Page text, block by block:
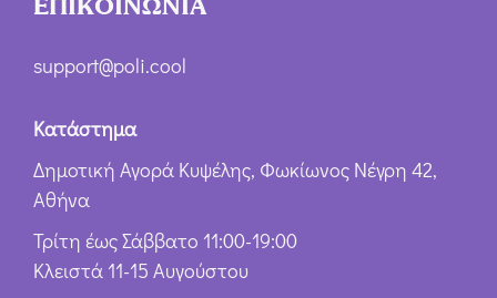
ΕΠΙΚΟΙΝΩΝΙΑ
support@poli.cool
Κατάστημα
Δημοτική Αγορά Κυψέλης, Φωκίωνος Νέγρη 42,
Αθήνα
Τρίτη έως Σάββατο 11:00-19:00
Κλειστά 11-15 Αυγούστου